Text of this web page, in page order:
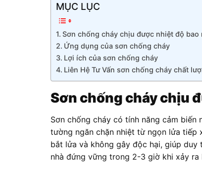
MỤC LỤC
Sơn chống cháy chịu được nhiệt độ bao
Ứng dụng của sơn chống cháy
Lợi ích của sơn chống cháy
Liên Hệ Tư Vấn sơn chống cháy chất
Sơn chống cháy chịu
Sơn chống cháy có tính năng cảm
tường ngăn chặn nhiệt từ ngọn lửa tiếp
bắt lửa và không gây độc hại, giúp
nhà đứng vững trong 2-3 giờ khi xảy ra